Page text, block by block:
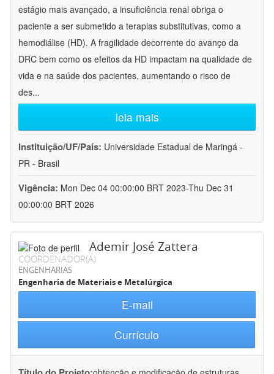
estágio mais avançado, a insuficiência renal obriga o
paciente a ser submetido a terapias substitutivas, como a
hemodiálise (HD). A fragilidade decorrente do avanço da
DRC bem como os efeitos da HD impactam na qualidade de
vida e na saúde dos pacientes, aumentando o risco de
des...
leia mais
Instituição/UF/País: Universidade Estadual de Maringá -
PR - Brasil
Vigência: Mon Dec 04 00:00:00 BRT 2023-Thu Dec 31
00:00:00 BRT 2026
Ademir José Zattera
COORDENADOR(A)
ENGENHARIAS
Engenharia de Materiais e Metalúrgica
E-mail
Currículo